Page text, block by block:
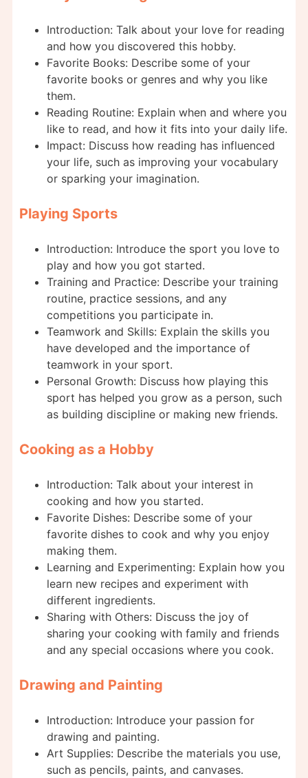
Introduction: Talk about your love for reading
and how you discovered this hobby.
Favorite Books: Describe some of your
favorite books or genres and why you like
them.
Reading Routine: Explain when and where you
like to read, and how it fits into your daily life.
Impact: Discuss how reading has influenced
your life, such as improving your vocabulary
or sparking your imagination.
Playing Sports
Introduction: Introduce the sport you love to
play and how you got started.
Training and Practice: Describe your training
routine, practice sessions, and any
competitions you participate in.
Teamwork and Skills: Explain the skills you
have developed and the importance of
teamwork in your sport.
Personal Growth: Discuss how playing this
sport has helped you grow as a person, such
as building discipline or making new friends.
Cooking as a Hobby
Introduction: Talk about your interest in
cooking and how you started.
Favorite Dishes: Describe some of your
favorite dishes to cook and why you enjoy
making them.
Learning and Experimenting: Explain how you
learn new recipes and experiment with
different ingredients.
Sharing with Others: Discuss the joy of
sharing your cooking with family and friends
and any special occasions where you cook.
Drawing and Painting
Introduction: Introduce your passion for
drawing and painting.
Art Supplies: Describe the materials you use,
such as pencils, paints, and canvases.